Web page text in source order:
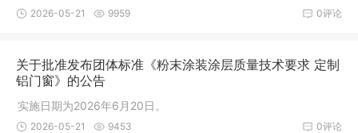
0评论
2026-05-21 9959
关于批准发布团体标准《粉末涂装涂层质量技术要求 定制
铝门窗》的公告
实施日期为2026年6月20日。
0评论
2026-05-21 9453